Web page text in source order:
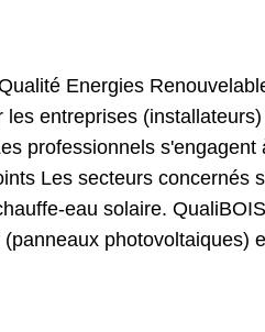
Energies
entreprises
professionnels
Les secteurs concernés
eau solaire.
photovoltaiques)